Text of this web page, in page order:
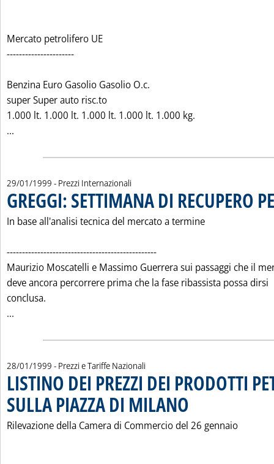
Mercato petrolifero UE
----------------------
Benzina Euro Gasolio Gasolio O.c.
super Super auto risc.to
1.000 lt. 1.000 lt. 1.000 lt. 1.000 lt. 1.000 kg.
...
29/01/1999 - Prezzi Internazionali
GREGGI: SETTIMANA DI RECUPERO
In base all'analisi tecnica del mercato a termine
-------------------------------------------------
Maurizio Moscatelli e Massimo Guerrera sui passaggi che il
deve ancora percorrere prima che la fase ribassista possa dirsi
conclusa.
...
28/01/1999 - Prezzi e Tariffe Nazionali
LISTINO DEI PREZZI DEI PRODOTTI
SULLA PIAZZA DI MILANO
Rilevazione della Camera di Commercio del 26 gennaio